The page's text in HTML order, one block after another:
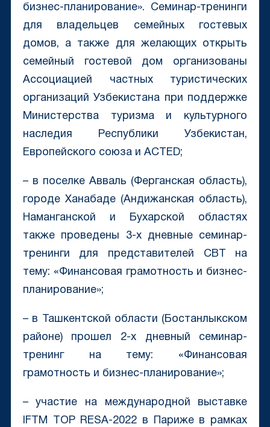
бизнес-планирование». Семинар-тренинги
для владельцев семейных гостевых
домов, а также для желающих открыть
семейный гостевой дом организованы
Ассоциацией частных туристических
организаций Узбекистана при поддержке
Министерства туризма и культурного
наследия Республики Узбекистан,
Европейского союза и ACTED;
– в поселке Авваль (Ферганская область),
городе Ханабаде (Андижанская область),
Наманганской и Бухарской областях
также проведены 3-х дневные семинар-
тренинги для представителей CBT на
тему: «Финансовая грамотность и бизнес-
планирование»;
– в Ташкентской области (Бостанлыкском
районе) прошел 2-х дневный семинар-
тренинг на тему: «Финансовая
грамотность и бизнес-планирование»;
– участие на международной выставке
IFTM TOP RESA-2022 в Париже в рамках